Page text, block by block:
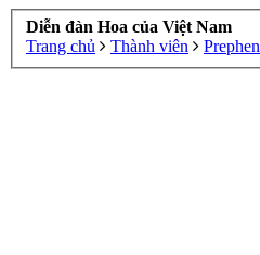
Diễn đàn Hoa của Việt Nam
Trang chủ
Thành viên